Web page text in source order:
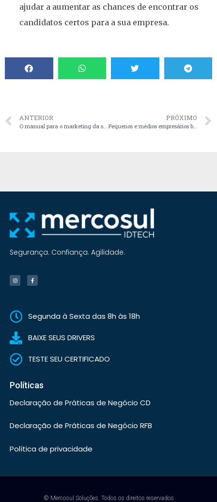
ajudar a aumentar as chances de encontrar os
candidatos certos para a sua empresa.
ANTERIOR PRÓXIMO
Pequenos e médios empresários brasileiros: os desgraçados.
Segurança. Confiança. Agilidade.
Segunda à Sexta das 8h às 18h
BAIXE SEUS DRIVERS
TESTE SEU CERTIFICADO
Políticas
Declaração de Práticas de Negócio CD
Declaração de Práticas de Negócio RFB
Política de privacidade
© Mercosul Soluções. Todos os direitos reservados